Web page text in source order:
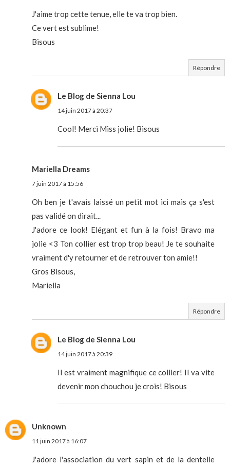
J'aime trop cette tenue, elle te va trop bien.
Ce vert est sublime!
Bisous
Répondre
Le Blog de Sienna Lou
14 juin 2017 à 20:37
Cool! Merci Miss jolie! Bisous
Mariella Dreams
7 juin 2017 à 15:56
Oh ben je t'avais laissé un petit mot ici mais ça s'est
pas validé on dirait...
J'adore ce look! Elégant et fun à la fois! Bravo ma
jolie <3 Ton collier est trop trop beau! Je te souhaite
vraiment d'y retourner et de retrouver ton amie!!
Gros Bisous,
Mariella
Répondre
Le Blog de Sienna Lou
14 juin 2017 à 20:39
Il est vraiment magnifique ce collier! Il va vite
devenir mon chouchou je crois! Bisous
Unknown
11 juin 2017 à 16:07
J'adore l'association du vert sapin et de la dentelle